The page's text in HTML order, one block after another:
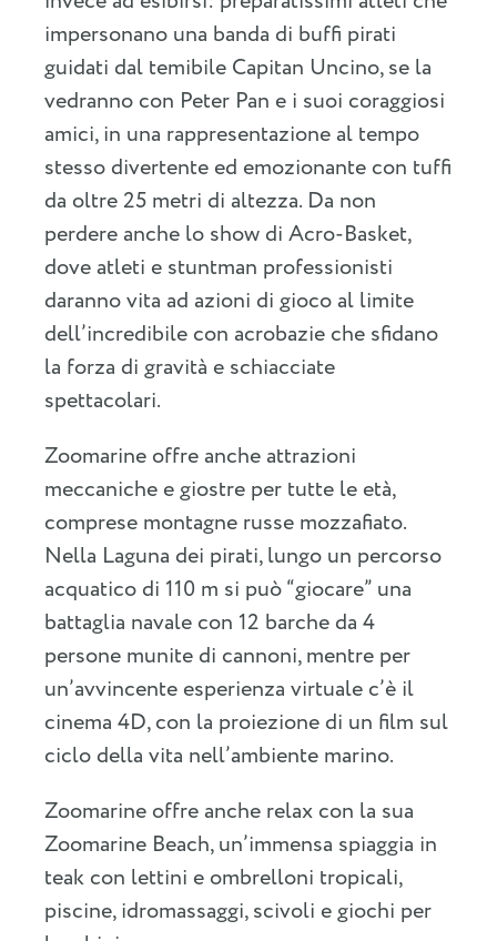
impersonano una banda di buffi pirati
guidati dal temibile Capitan Uncino, se la
vedranno con Peter Pan e i suoi coraggiosi
amici, in una rappresentazione al tempo
stesso divertente ed emozionante con tuffi
da oltre 25 metri di altezza. Da non
perdere anche lo show di Acro-Basket,
dove atleti e stuntman professionisti
daranno vita ad azioni di gioco al limite
dell’incredibile con acrobazie che sfidano
la forza di gravità e schiacciate
spettacolari.
Zoomarine offre anche attrazioni
meccaniche e giostre per tutte le età,
comprese montagne russe mozzafiato.
Nella Laguna dei pirati, lungo un percorso
acquatico di 110 m si può “giocare” una
battaglia navale con 12 barche da 4
persone munite di cannoni, mentre per
un’avvincente esperienza virtuale c’è il
cinema 4D, con la proiezione di un film sul
ciclo della vita nell’ambiente marino.
Zoomarine offre anche relax con la sua
Zoomarine Beach, un’immensa spiaggia in
teak con lettini e ombrelloni tropicali,
piscine, idromassaggi, scivoli e giochi per